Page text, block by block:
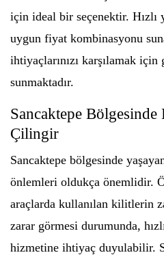
için ideal bir seçenektir. Hızlı
uygun fiyat kombinasyonu
ihtiyaçlarınızı karşılamak
sunmaktadır.
Sancaktepe
Çilingir
Sancaktepe bölgesinde
önlemleri oldukça önemlidir.
araçlarda kullanılan kilitlerin
zarar görmesi durumunda,
hizmetine ihtiyaç duyulabilir.